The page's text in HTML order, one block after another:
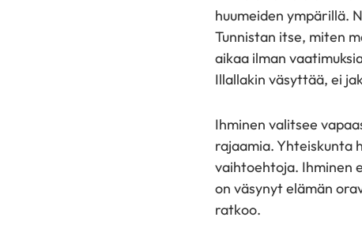
huumeiden ympärillä.
Tunnistan itse, miten
aikaa ilman
Illallakin väsyttää, ei
Ihminen valitsee
rajaamia. Yhteiskunta
vaihtoehtoja. Ihminen
on väsynyt elämän
ratkoo.